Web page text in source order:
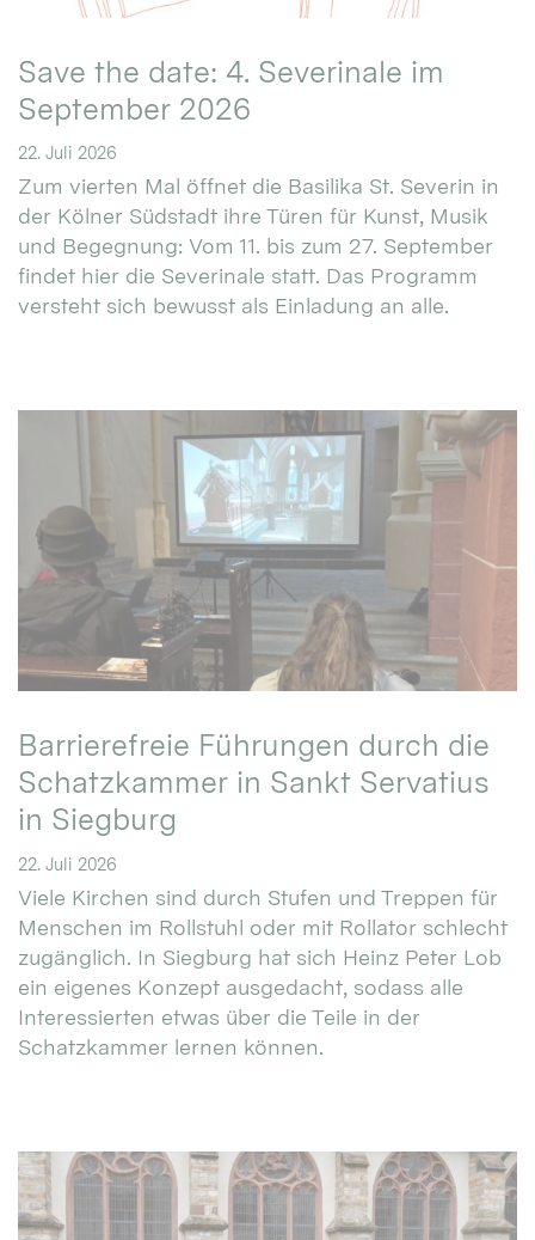
Save the date: 4. Severinale im
September 2026
22. Juli 2026
Zum vierten Mal öffnet die Basilika St. Severin in
der Kölner Südstadt ihre Türen für Kunst, Musik
und Begegnung: Vom 11. bis zum 27. September
findet hier die Severinale statt. Das Programm
versteht sich bewusst als Einladung an alle.
Barrierefreie Führungen durch die
Schatzkammer in Sankt Servatius
in Siegburg
22. Juli 2026
Viele Kirchen sind durch Stufen und Treppen für
Menschen im Rollstuhl oder mit Rollator schlecht
zugänglich. In Siegburg hat sich Heinz Peter Lob
ein eigenes Konzept ausgedacht, sodass alle
Interessierten etwas über die Teile in der
Schatzkammer lernen können.